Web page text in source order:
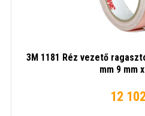
3M 1181 Réz vezető
mm 9 mm
12